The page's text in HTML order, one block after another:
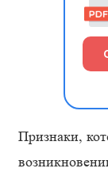
Признаки,